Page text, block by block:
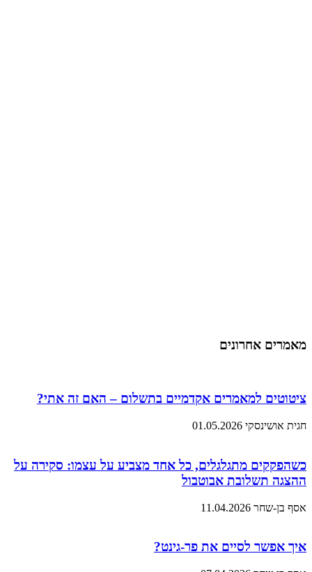
מאמרים אחרונים
ציטוטים למאמרים אקדמיים בתשלום – האם זה אתי?
חגית אושינסקי 01.05.2026
כשהפקקים מתגלגלים, כל אחד מצביע על עצמו: סקירה על
ההצגה תשלובת אבוטבול
אסף בן-שחר 11.04.2026
איך אפשר לסיים את פר-גינט?